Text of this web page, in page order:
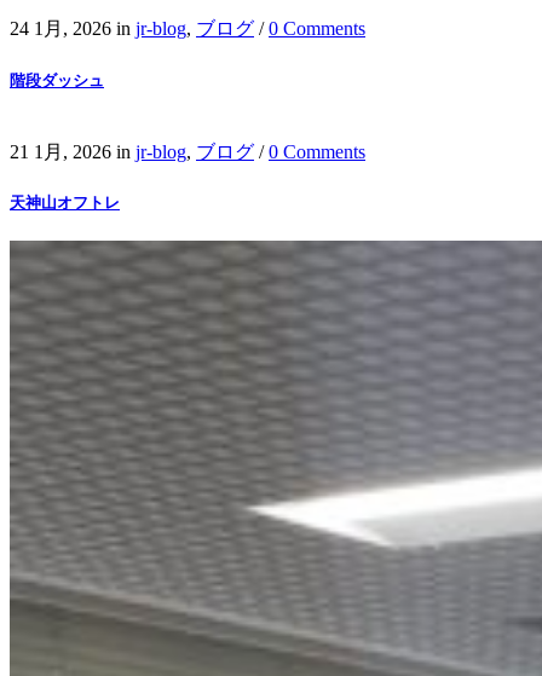
24 1月, 2026 in jr-blog, ブログ /0 Comments
階段ダッシュ
21 1月, 2026 in jr-blog, ブログ /0 Comments
天神山オフトレ